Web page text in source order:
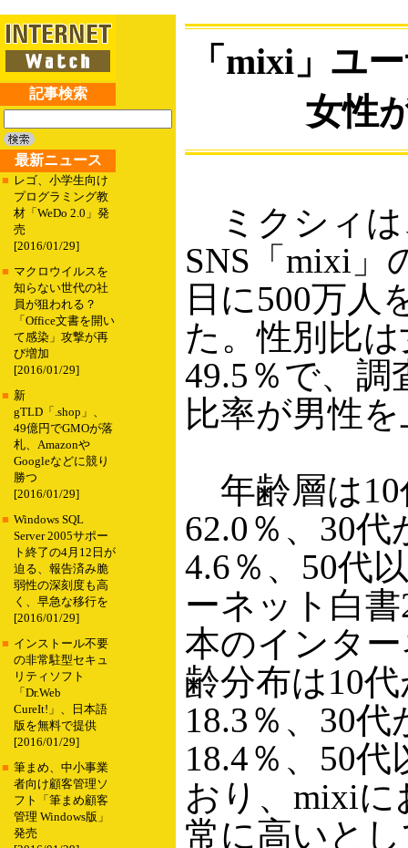
記事検索
最新ニュース
■ レゴ、小学生向け
プログラミング教
材「WeDo 2.0」発
売
[2016/01/29]
■ マクロウイルスを
知らない世代の社
員が狙われる？
「Office文書を開い
て感染」攻撃が再
び増加
[2016/01/29]
■ 新
gTLD「.shop」、
49億円でGMOが落
札、Amazonや
Googleなどに競り
勝つ
[2016/01/29]
■ Windows SQL
Server 2005サポー
ト終了の4月12日が
迫る、報告済み脆
弱性の深刻度も高
く、早急な移行を
[2016/01/29]
■ インストール不要
の非常駐型セキュ
リティソフト
「Dr.Web
CureIt!」、日本語
版を無料で提供
[2016/01/29]
■ 筆まめ、中小事業
者向け顧客管理ソ
フト「筆まめ顧客
管理 Windows版」
発売
「mixi」ユ
女性
ミクシィは
SNS「mixi」
日に500万人
た。性別比
49.5％で、調
比率が男性
年齢層は10
62.0％、30代
4.6％、50代
ーネット白
本のインタ
齢分布は10
18.3％、30代
18.4％、50
おり、mixiに
常に高いと